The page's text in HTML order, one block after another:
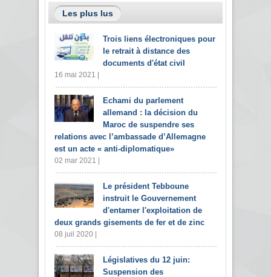
Les plus lus
Trois liens électroniques pour
le retrait à distance des
documents d'état civil
16 mai 2021 |
Echami du parlement
allemand : la décision du
Maroc de suspendre ses
relations avec l’ambassade d’Allemagne
est un acte « anti-diplomatique»
02 mar 2021 |
Le président Tebboune
instruit le Gouvernement
d'entamer l'exploitation de
deux grands gisements de fer et de zinc
08 juil 2020 |
Législatives du 12 juin:
Suspension des